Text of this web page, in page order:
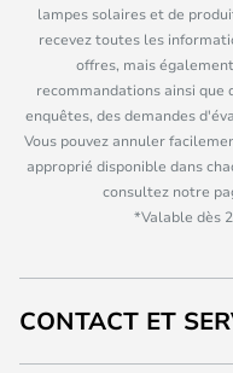
lampes solaires et de
recevez toutes les
offres, mais
recommandations ainsi que
enquêtes, des demandes
Vous pouvez annuler
approprié disponible dans
consultez notre
*Valable dès
CONTACT ET